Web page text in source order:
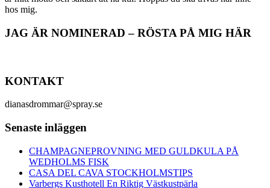
hos mig.
JAG ÄR NOMINERAD – RÖSTA PÅ MIG HÄR
KONTAKT
dianasdrommar@spray.se
Senaste inläggen
CHAMPAGNEPROVNING MED GULDKULA PÅ
WEDHOLMS FISK
CASA DEL CAVA STOCKHOLMSTIPS
Varbergs Kusthotell En Riktig Västkustpärla